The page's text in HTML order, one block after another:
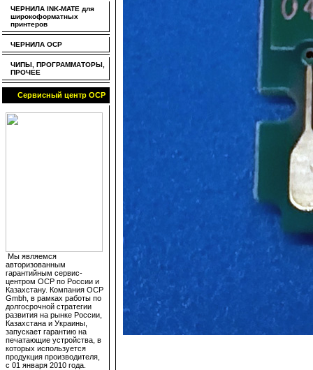
ЧЕРНИЛА INK-MATE для
широкоформатных
принтеров
ЧЕРНИЛА OCP
ЧИПЫ, ПРОГРАММАТОРЫ,
ПРОЧЕЕ
Сервисный центр OCP
Мы являемся
авторизованным
гарантийным сервис-
центром OCP по России и
Казахстану. Компания OCP
Gmbh, в рамках работы по
долгосрочной стратегии
развития на рынке России,
Казахстана и Украины,
запускает гарантию на
печатающие устройства, в
которых используется
продукция производителя,
с 01 января 2010 года.